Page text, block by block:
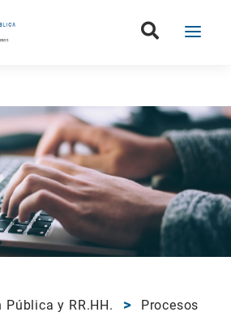
Pública y RR.HH. Procesos